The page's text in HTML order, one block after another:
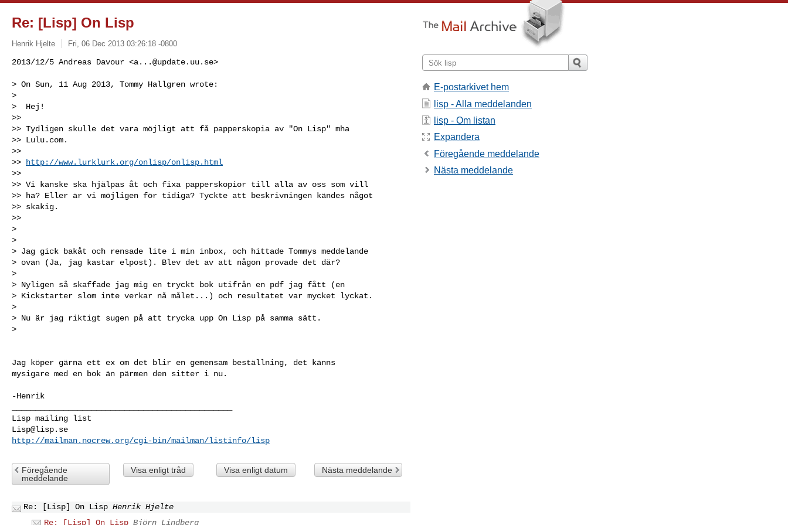
Re: [Lisp] On Lisp
Henrik Hjelte Fri, 06 Dec 2013 03:26:18 -0800
2013/12/5 Andreas Davour <a...@update.uu.se>
> On Sun, 11 Aug 2013, Tommy Hallgren wrote:
>
>  Hej!
>>
>> Tydligen skulle det vara möjligt att få papperskopia av "On Lisp" mha
>> Lulu.com.
>>
>>
http://www.lurklurk.org/onlisp/onlisp.html
>>
>> Vi kanske ska hjälpas åt och fixa papperskopior till alla av oss som vill
>> ha? Eller är vi möjligen för tidiga? Tyckte att beskrivningen kändes något
>> skakig.
>>
>
>
> Jag gick bakåt och rensade lite i min inbox, och hittade Tommys meddelande
> ovan (Ja, jag kastar elpost). Blev det av att någon provade det där?
>
> Nyligen så skaffade jag mig en tryckt bok utifrån en pdf jag fått (en
> Kickstarter slom inte verkar nå målet...) och resultatet var mycket lyckat.
>
> Nu är jag riktigt sugen på att trycka upp On Lisp på samma sätt.
>
Jag köper gärna ett ex om det blir en gemensam beställning, det känns
mysigare med en bok än pärmen den sitter i nu.
Lisp@lisp.se
http://mailman.nocrew.org/cgi-bin/mailman/listinfo/lisp
Föregående
meddelande
Visa enligt tråd Visa enligt datum Nästa meddelande
Re: [Lisp] On Lisp Henrik Hjelte
Re: [Lisp] On Lisp Björn Lindberg
E-postarkivet hem
lisp - Alla meddelanden
lisp - Om listan
Expandera
Föregående meddelande
Nästa meddelande